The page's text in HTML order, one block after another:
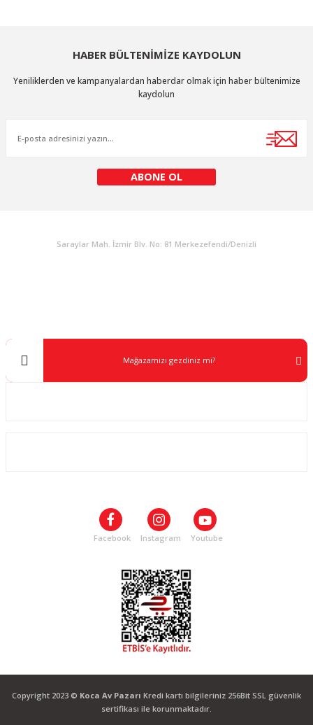
Gönder
HABER BÜLTENİMİZE KAYDOLUN
Yeniliklerden ve kampanyalardan haberdar olmak için haber bültenimize
kaydolun
ABONE OL
Saraylar Mah. İzmir Blv. No: 81 Merkezefendi/Denizli
Mağazamızı gezdiniz mi?
Facebook Instagram Youtube
Copyright 2023 © Koca Av Pazarı Kredi kartı bilgileriniz 256Bit SSL güvenlik
sertifikası ile korunmaktadır.